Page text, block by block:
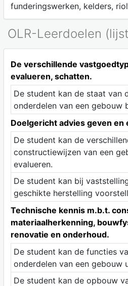
funderingswerken, kelders,
OLR-Leerdoelen
De verschillende
evalueren, schatten.
De student kan de staat van
onderdelen van een gebouw
Doelgericht advies geven
De student kan de
constructiewijzen van een
evalueren.
De student kan bij
geschikte herstelling
Technische kennis m.b.t.
materiaalherkenning,
renovatie en onderhoud.
De student kan de functies
onderdelen van een gebouw
De student kan de opbouw